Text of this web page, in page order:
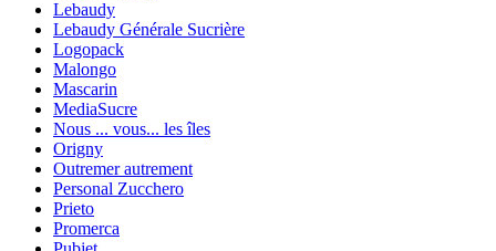
Lebaudy
Lebaudy Générale Sucrière
Logopack
Malongo
Mascarin
MediaSucre
Nous ... vous... les îles
Origny
Outremer autrement
Personal Zucchero
Prieto
Promerca